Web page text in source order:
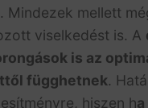
Mindezek mellett
viselkedést is. A
is az
függhetnek.
hiszen h